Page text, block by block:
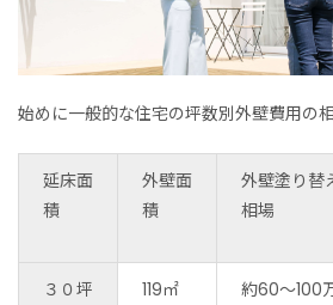
始めに一般的な住宅の坪数別外壁費用の
延床面
積
外壁面
積
外壁塗り替
相場
３０坪 119㎡ 約60～100